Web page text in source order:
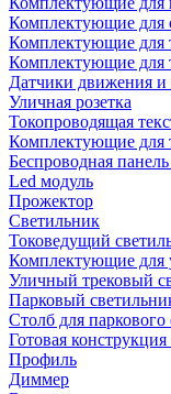
Комплектующие для
Комплектующие для
Комплектующие для
Датчики движения и
Уличная розетка
Токопроводящая
Комплектующие для
Беспроводная
Led модуль
Прожектор
Светильник
Токоведущий
Комплектующие для
Уличный трековый
Парковый
Столб для паркового
Готовая
Профиль
Диммер